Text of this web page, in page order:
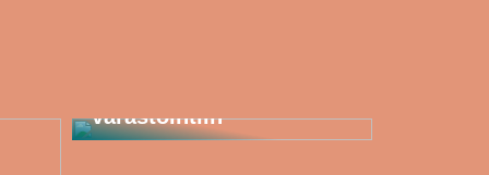
varastointiin